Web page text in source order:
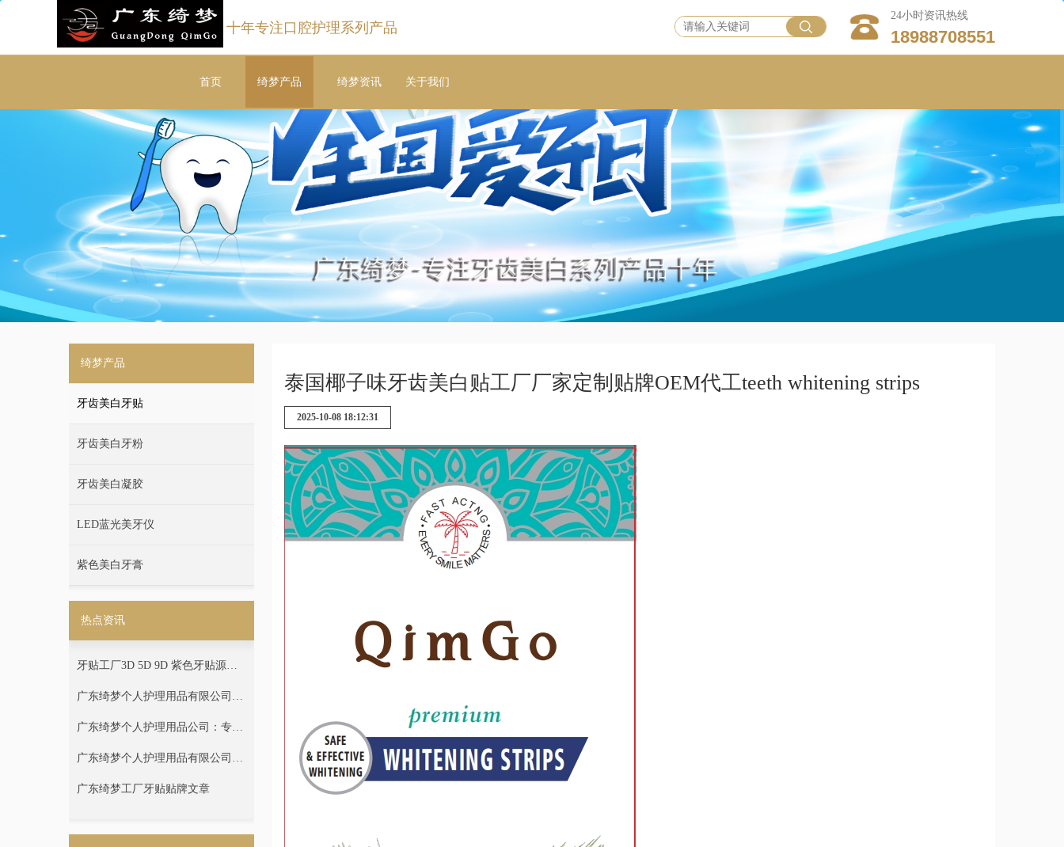
十年专注口腔护理系列产品
24小时资讯热线
18988708551
首页 绮梦产品 绮梦资讯 关于我们
绮梦产品
牙齿美白牙贴
牙齿美白牙粉
牙齿美白凝胶
LED蓝光美牙仪
紫色美白牙膏
热点资讯
牙贴工厂3D 5D 9D 紫色牙贴源头
厂家 贴牌定制代工广东绮梦
广东绮梦个人护理用品有限公司专
注口腔护理领域10年
广东绮梦个人护理用品公司：专注
美白牙贴，牙粉，牙膏，凝胶生产
广东绮梦个人护理用品有限公司：
专注口腔护理日用品生产制造与贴
广东绮梦工厂牙贴贴牌文章
泰国椰子味牙齿美白贴工厂厂家定制贴牌OEM代工teeth whitening strips
2025-10-08 18:12:31